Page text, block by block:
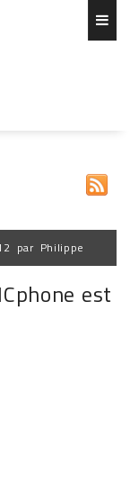
par Philippe
est